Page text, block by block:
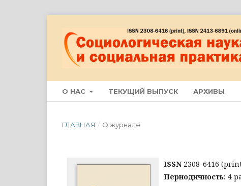
О НАС ТЕКУЩИЙ ВЫПУСК АРХИВЫ
ГЛАВНАЯ / О журнале
ISSN2308-6416
Периодичность: 4